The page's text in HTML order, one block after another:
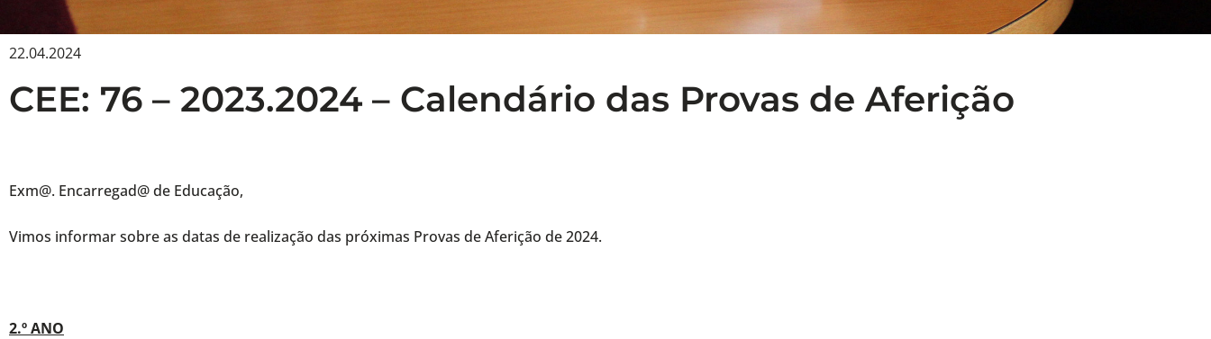
22.04.2024
CEE: 76 – 2023.2024 – Calendário das Provas de Aferição
Exm@. Encarregad@ de Educação,
Vimos informar sobre as datas de realização das próximas Provas de Aferição de 2024.
2.º ANO